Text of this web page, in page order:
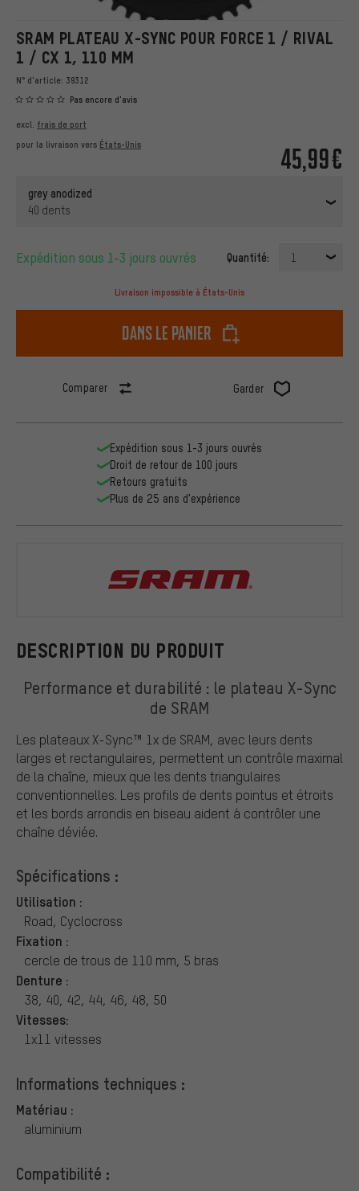
SRAM PLATEAU X-SYNC POUR FORCE 1 / RIVAL
1 / CX 1, 110 MM
N° d'article: 39312
Pas encore d'avis
45,99€
excl. frais de port
pour la livraison vers États-Unis
grey anodized
40 dents
Expédition sous 1-3 jours ouvrés Quantité: 1
Livraison impossible à États-Unis
dans le panier
Comparer Garder
DESCRIPTION DU PRODUIT
Performance et durabilité : le plateau X-Sync
de SRAM
Les plateaux X-Sync™ 1x de SRAM, avec leurs dents
larges et rectangulaires, permettent un contrôle maximal
de la chaîne, mieux que les dents triangulaires
conventionnelles. Les profils de dents pointus et étroits
et les bords arrondis en biseau aident à contrôler une
chaîne déviée.
Spécifications :
Utilisation :
Road, Cyclocross
Fixation :
cercle de trous de 110 mm, 5 bras
Denture :
38, 40, 42, 44, 46, 48, 50
Vitesses:
1x11 vitesses
Informations techniques :
Matériau :
aluminium
Compatibilité :
Expédition sous 1-3 jours ouvrés
Droit de retour de 100 jours
Retours gratuits
Plus de 25 ans d'expérience
SRAM